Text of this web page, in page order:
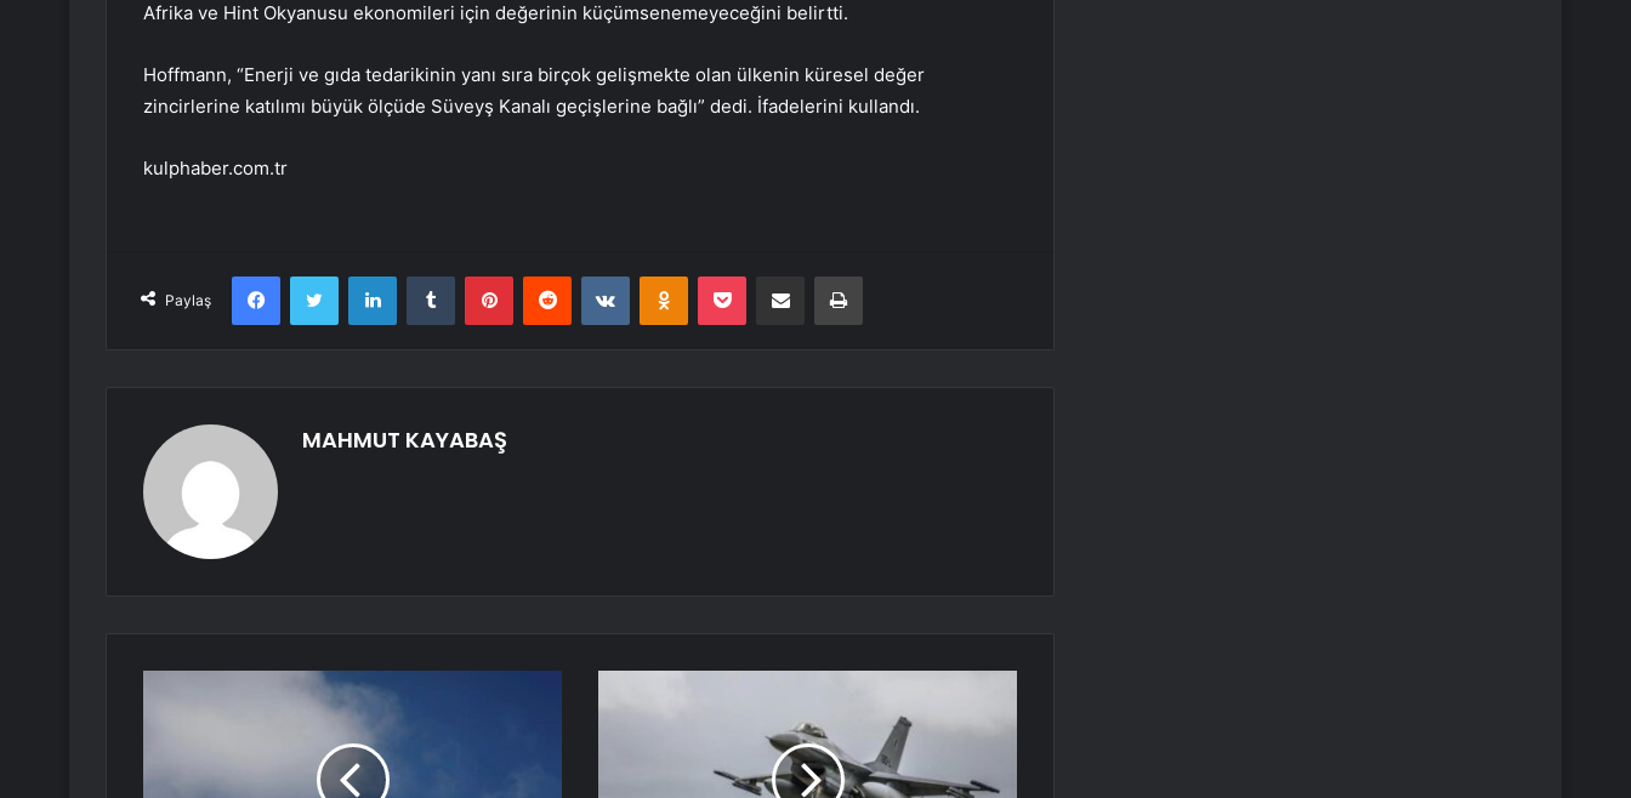
Afrika ve Hint Okyanusu ekonomileri için değerinin küçümsenemeyeceğini belirtti.
Hoffmann, “Enerji ve gıda tedarikinin yanı sıra birçok gelişmekte olan ülkenin küresel değer
zincirlerine katılımı büyük ölçüde Süveyş Kanalı geçişlerine bağlı” dedi. İfadelerini kullandı.
kulphaber.com.tr
Paylaş
FacebookTwitter LinkedInTumblr PinterestReddit VKontakteOdnoklassniki
Pocket E-Posta ile paylaş Yazdır
MAHMUT KAYABAŞ